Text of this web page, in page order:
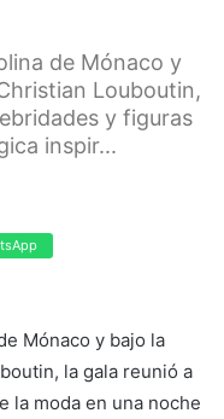
de Mónaco y
Louboutin,
y figuras
inspir...
Mónaco y bajo la
la gala reunió a
la moda en una noche